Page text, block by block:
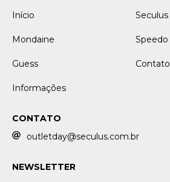
Início
Seculus
Mondaine Speedo
Guess Contato
Informações
CONTATO
outletday@seculus.com.br
NEWSLETTER